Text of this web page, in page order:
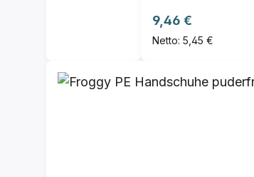
Regulärer Preis:
9,46 €
Netto: 5,45 €